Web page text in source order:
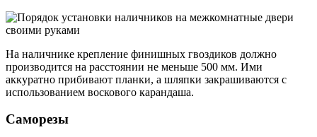
На наличнике крепление финишных гвоздиков должно
производится на расстоянии не меньше 500 мм. Ими
аккуратно прибивают планки, а шляпки закрашиваются с
использованием воскового карандаша.
Саморезы